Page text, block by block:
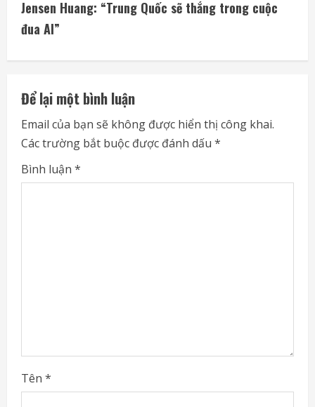
t
i
n
u
e
R
g
Jensen Huang: “Trung Quốc sẽ thắng trong cuộc
đua AI”
Để lại một bình luận
Email của bạn sẽ không được hiển thị công khai.
Các trường bắt buộc được đánh dấu *
Bình luận *
Tên *